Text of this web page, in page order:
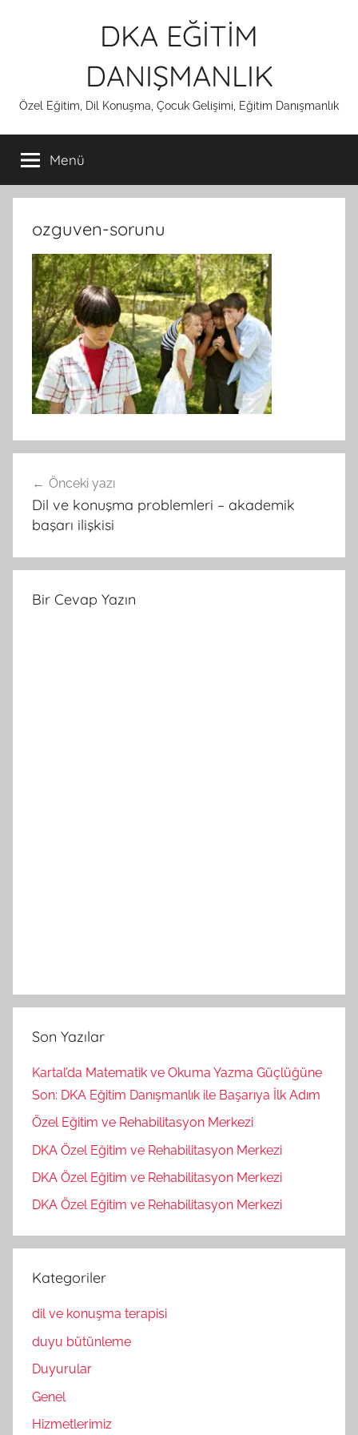
DKA EĞİTİM
DANIŞMANLIK
Özel Eğitim, Dil Konuşma, Çocuk Gelişimi, Eğitim Danışmanlık
Menü
ozguven-sorunu
gezinmesi
Önceki yazı
Dil ve konuşma problemleri – akademik
başarı ilişkisi
Bir Cevap Yazın
Son Yazılar
Kartal’da Matematik ve Okuma Yazma Güçlüğüne
Son: DKA Eğitim Danışmanlık ile Başarıya İlk Adım
Özel Eğitim ve Rehabilitasyon Merkezi
DKA Özel Eğitim ve Rehabilitasyon Merkezi
DKA Özel Eğitim ve Rehabilitasyon Merkezi
DKA Özel Eğitim ve Rehabilitasyon Merkezi
Kategoriler
dil ve konuşma terapisi
duyu bütünleme
Duyurular
Genel
Hizmetlerimiz